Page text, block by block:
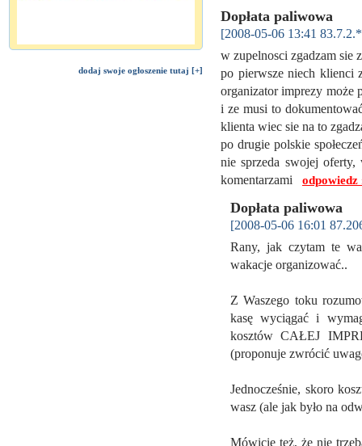
dodaj swoje ogłoszenie tutaj [+]
Dopłata paliwowa
[2008-05-06 13:41
w zupelnosci zgadzam sie
po pierwsze niech klienci
organizator imprezy może
i ze musi to
klienta wiec sie na to
po drugie polskie
nie sprzeda swojej oferty,
komentarzami odpowiedz
Dopłata paliwowa
[2008-05-06 16:01
Rany, jak czytam te
wakacje organizować..
Z Waszego toku
kasę wyciągać i
kosztów CAŁEJ
(proponuje zwrócić
Jednocześnie, skoro
wasz (ale jak było na
Mówicie też, że nie